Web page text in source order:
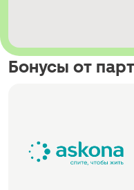
Бонусы от